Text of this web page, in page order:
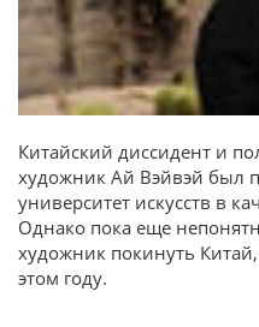
Китайский диссидент и
художник Ай Вэйвэй был
университет искусств в
Однако пока еще
художник покинуть
этом году.